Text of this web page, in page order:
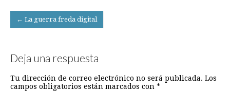
Post
navigation
← La guerra freda digital
Deja una respuesta
Tu dirección de correo electrónico no será publicada. Los
campos obligatorios están marcados con *